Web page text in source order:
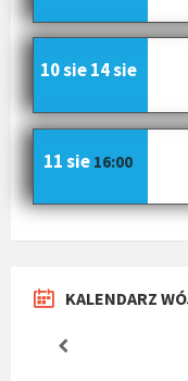
10 sie 14 sie
11 sie 16:00
KALENDARZ